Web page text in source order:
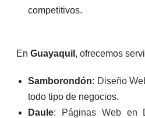
competitivos.
EnGuayaquil , ofrecemos
Samborondón: Diseño
todo tipo de negocios.
Daule: Páginas Web en